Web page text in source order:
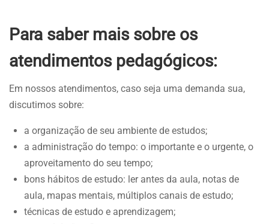
Para saber mais sobre os
atendimentos pedagógicos:
Em nossos atendimentos, caso seja uma demanda sua,
discutimos sobre:
a organização de seu ambiente de estudos;
a administração do tempo: o importante e o urgente, o
aproveitamento do seu tempo;
bons hábitos de estudo: ler antes da aula, notas de
aula, mapas mentais, múltiplos canais de estudo;
técnicas de estudo e aprendizagem;